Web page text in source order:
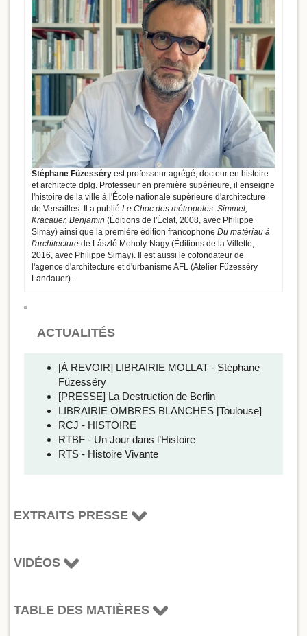
Stéphane Füzesséry est professeur agrégé, docteur en histoire
et architecte dplg. Professeur en première supérieure, il enseigne
l'histoire de la ville à l'École nationale supérieure d'architecture
de Versailles. Il a publié Le Choc des métropoles. Simmel,
Kracauer, Benjamin (Éditions de l'Éclat, 2008, avec Philippe
Simay) ainsi que la première édition francophone Du matériau à
l'architecture de László Moholy-Nagy (Éditions de la Villette,
2016, avec Philippe Simay). Il est aussi le cofondateur de
l'agence d'architecture et d'urbanisme AFL (Atelier Füzesséry
Landauer).
ACTUALITÉS
[À REVOIR] LIBRAIRIE MOLLAT - Stéphane
Füzesséry
[PRESSE] La Destruction de Berlin
LIBRAIRIE OMBRES BLANCHES [Toulouse]
RCJ - HISTOIRE
RTBF - Un Jour dans l’Histoire
RTS - Histoire Vivante
EXTRAITS PRESSE
VIDÉOS
TABLE DES MATIÈRES